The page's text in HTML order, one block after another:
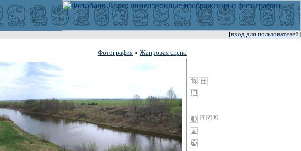
[вход для пользователей]
Фотография » Жанровая сцена